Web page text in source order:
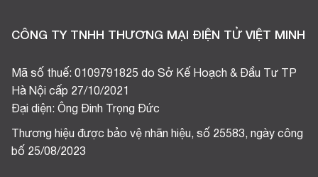
CÔNG TY TNHH THƯƠNG MẠI ĐIỆN TỬ VIỆT MINH
Mã số thuế: 0109791825 do Sở Kế Hoạch & Đầu Tư TP
Hà Nội cấp 27/10/2021
Đại diện: Ông Đinh Trọng Đức
Thương hiệu được bảo vệ nhãn hiệu, số 25583, ngày công
bố 25/08/2023